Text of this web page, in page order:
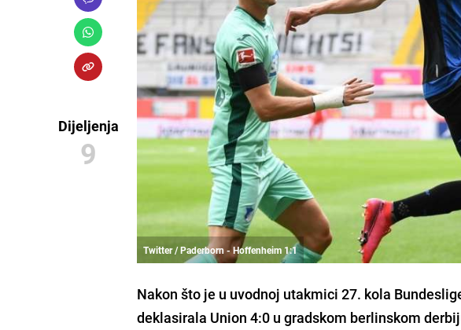
Dijeljenja
9
Twitter / Paderborn - Hoffenheim 1:1
Nakon što je u uvodnoj utakmici 27. kola
deklasirala Union 4:0 u gradskom berlinskom